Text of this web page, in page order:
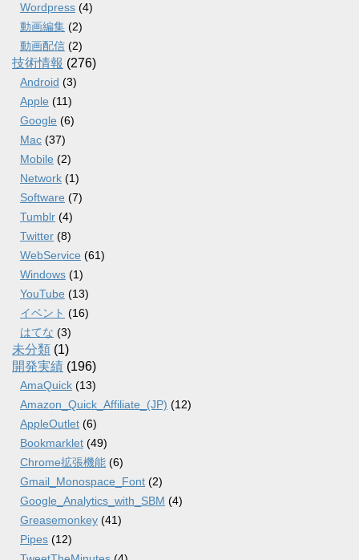
Wordpress (4)
動画編集 (2)
動画配信 (2)
技術情報 (276)
Android (3)
Apple (11)
Google (6)
Mac (37)
Mobile (2)
Network (1)
Software (7)
Tumblr (4)
Twitter (8)
WebService (61)
Windows (1)
YouTube (13)
イベント (16)
はてな (3)
未分類 (1)
開発実績 (196)
AmaQuick (13)
Amazon_Quick_Affiliate_(JP) (12)
AppleOutlet (6)
Bookmarklet (49)
Chrome拡張機能 (6)
Gmail_Monospace_Font (2)
Google_Analytics_with_SBM (4)
Greasemonkey (41)
Pipes (12)